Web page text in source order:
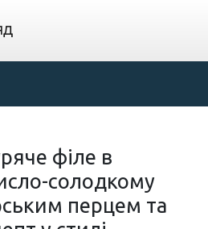
філе в
солодкому
перцем та